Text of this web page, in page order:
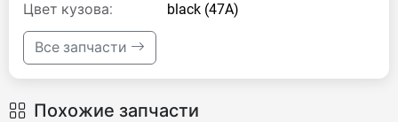
Цвет кузова:
black (47A)
Все запчасти
Похожие запчасти